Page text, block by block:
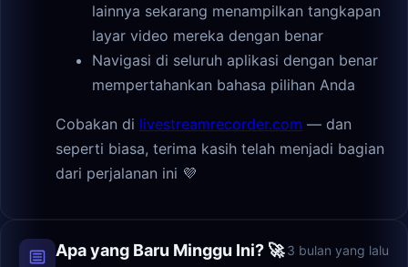
lainnya sekarang menampilkan tangkapan
layar video mereka dengan benar
Navigasi di seluruh aplikasi dengan benar
mempertahankan bahasa pilihan Anda
Cobakan di livestreamrecorder.com — dan
seperti biasa, terima kasih telah menjadi bagian
dari perjalanan ini 💜
Apa yang Baru Minggu Ini? 🚀 3 bulan yang lalu